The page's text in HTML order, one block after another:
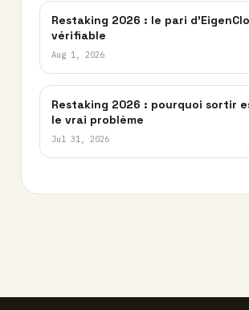
Restaking 2026 : le pari
vérifiable
Aug 1, 2026
Restaking 2026 : pourquoi sortir
le vrai problème
Jul 31, 2026